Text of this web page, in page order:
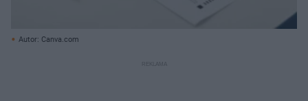
Autor: Canva.com